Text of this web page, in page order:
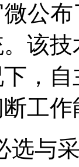
公
该
，
工作
选与